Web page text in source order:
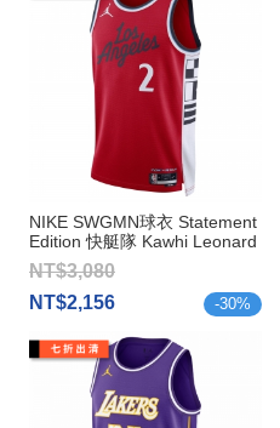
NIKE SWGMN球衣 Statement
Edition 快艇隊 Kawhi Leonard
NT$3,080
NT$2,156
-30%